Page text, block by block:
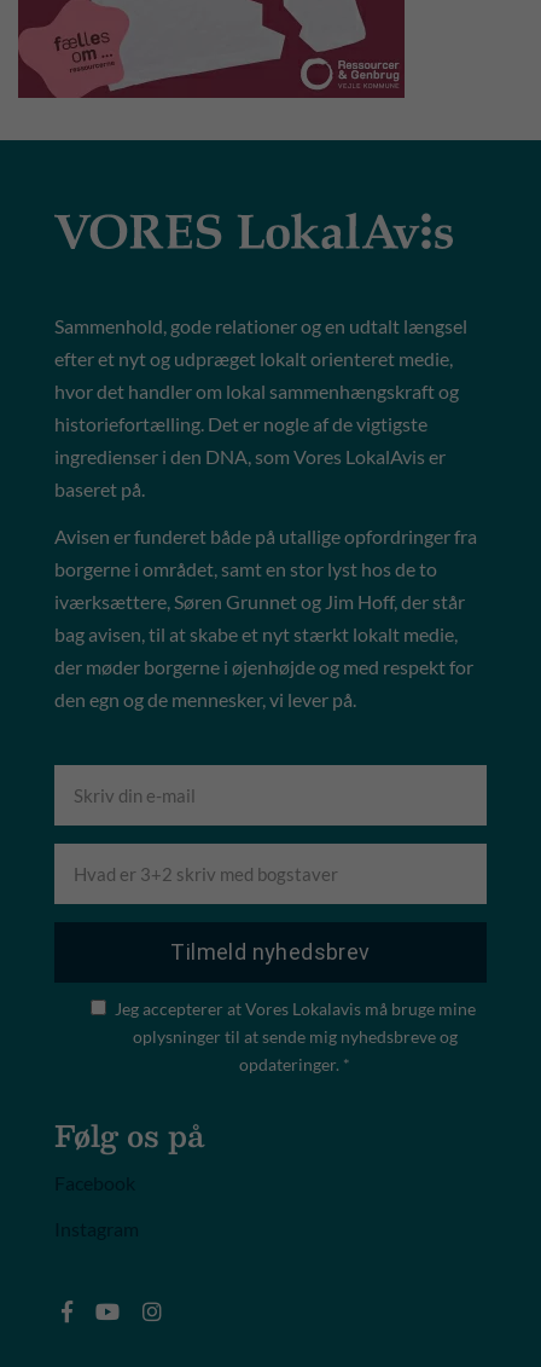
Sammenhold, gode relationer og en udtalt længsel
efter et nyt og udpræget lokalt orienteret medie,
hvor det handler om lokal sammenhængskraft og
historiefortælling. Det er nogle af de vigtigste
ingredienser i den DNA, som Vores LokalAvis er
baseret på.
Avisen er funderet både på utallige opfordringer fra
borgerne i området, samt en stor lyst hos de to
iværksættere, Søren Grunnet og Jim Hoff, der står
bag avisen, til at skabe et nyt stærkt lokalt medie,
der møder borgerne i øjenhøjde og med respekt for
den egn og de mennesker, vi lever på.
Jeg accepterer at Vores Lokalavis må bruge mine
oplysninger til at sende mig nyhedsbreve og
opdateringer. *
Følg os på